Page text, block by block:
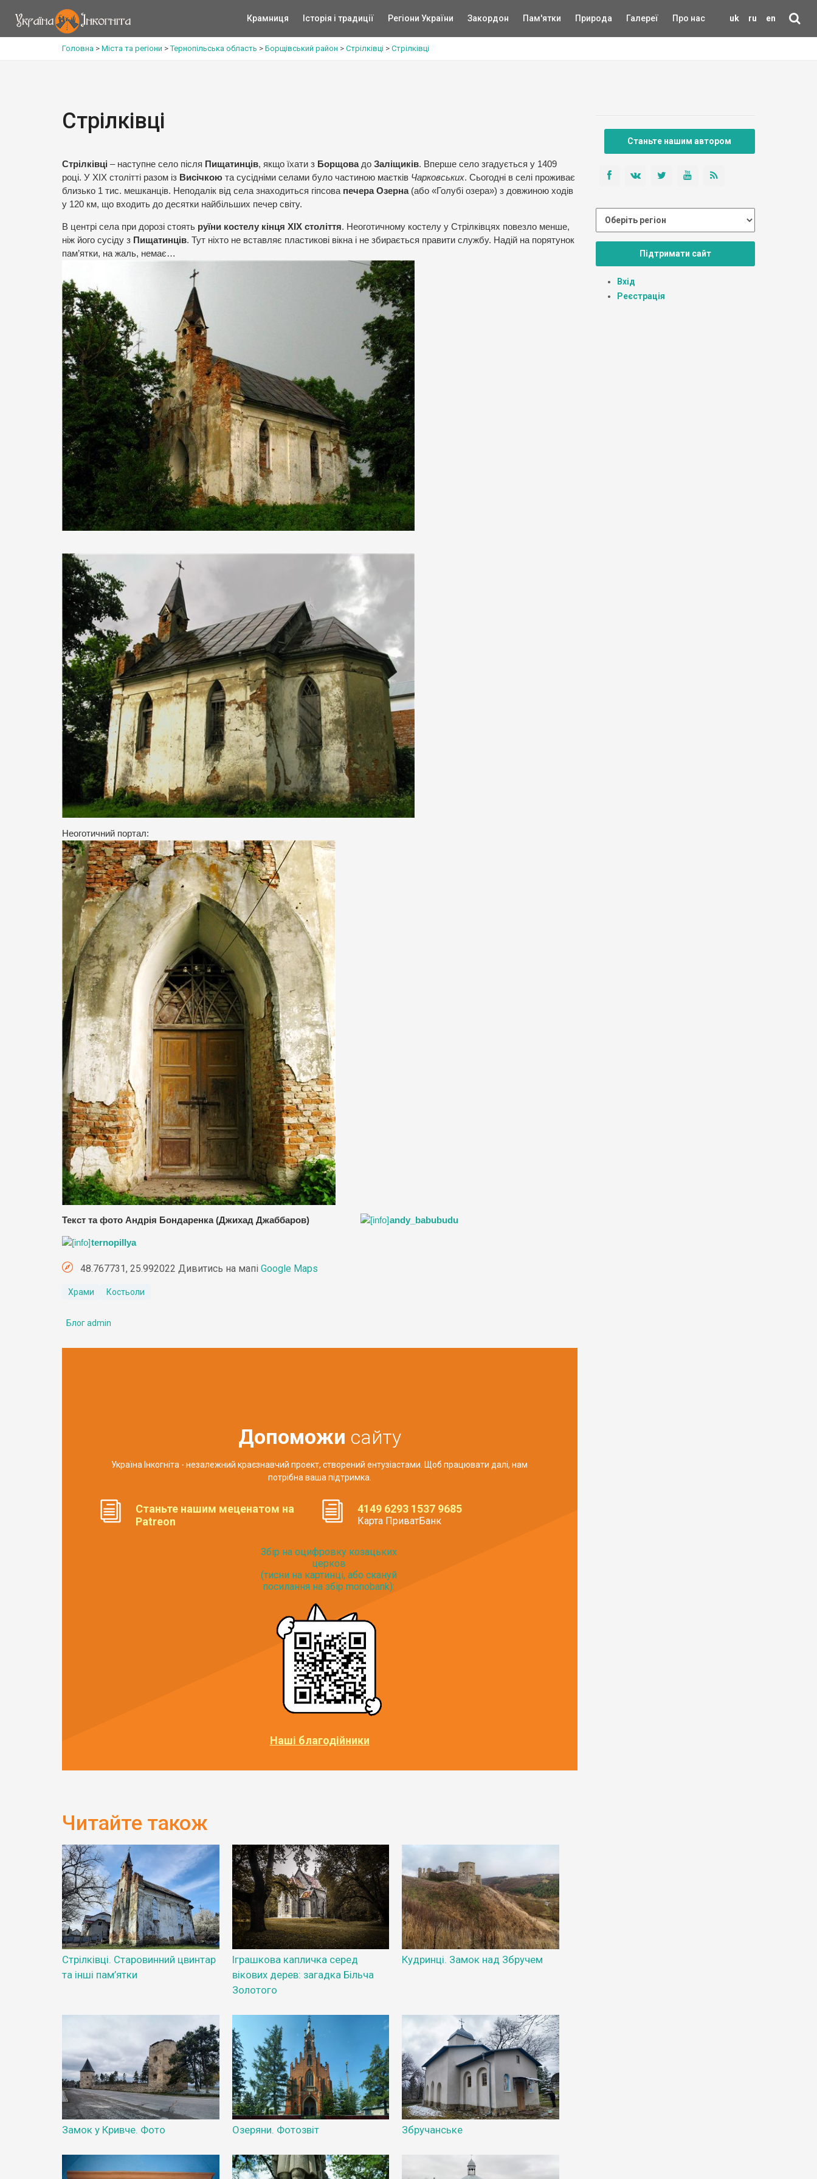
uk ru en
Крамниця Історія і традиції Регіони України Закордон Пам'ятки Природа Галереї Про нас
Головна > Міста та регіони >Тернопільська область > Борщівський район > Стрілківці > Стрілківці
Стрілківці
Стрілківці – наступне село після Пищатинців, якщо їхати з Борщова до Заліщиків. Вперше село згадується у 1409
році. У ХІХ столітті разом із Висічкою та сусідніми селами було частиною маєтків Чарковських. Сьогодні в селі проживає
близько 1 тис. мешканців. Неподалік від села знаходиться гіпсова печера Озерна (або «Голубі озера») з довжиною ходів
у 120 км, що входить до десятки найбільших печер світу.
В центрі села при дорозі стоять руїни костелу кінця ХІХ століття. Неоготичному костелу у Стрілківцях повезло менше,
ніж його сусіду з Пищатинців. Тут ніхто не вставляє пластикові вікна і не збирається правити службу. Надій на порятунок
пам’ятки, на жаль, немає…
Неоготичний портал:
Текст та фото Андрія Бондаренка (Джихад Джаббаров) andy_babubudu
ternopillya
48.767731, 25.992022 Дивитись на мапі Google Maps
Храми Костьоли
Блог admin
Допоможи сайту
Україна Інкогніта - незалежний краєзнавчий проект, створений ентузіастами. Щоб працювати далі, нам
потрібна ваша підтримка.
Станьте нашим меценатом на
Patreon
4149 6293 1537 9685
Карта ПриватБанк
Збір на оцифровку козацьких
церков
(тисни на картинці, або скануй
посилання на збір monobank):
Наші благодійники
Читайте також
Стрілківці. Старовинний цвинтар
та інші пам’ятки
Іграшкова капличка серед
вікових дерев: загадка Більча
Золотого
Кудринці. Замок над Збручем
Замок у Кривче. Фото Озеряни. Фотозвіт Збручанське
Станьте нашим автором
Підтримати сайт
Вхід
Реєстрація